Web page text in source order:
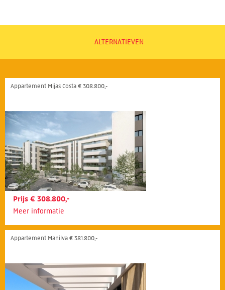
ALTERNATIEVEN
Appartement Mijas Costa € 308.800,-
Prijs € 308.800,-
Meer informatie
Appartement Manilva € 381.800,-